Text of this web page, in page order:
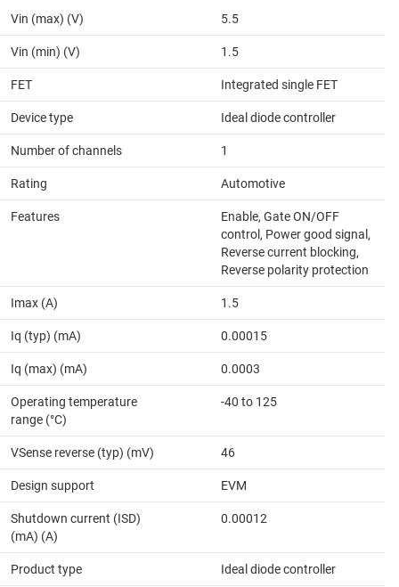
Vin (max) (V) 5.5
Vin (min) (V) 1.5
FET Integrated single FET
Device type Ideal diode controller
Number of channels 1
Rating Automotive
Features
Enable, Gate ON/OFF
control, Power good signal,
Reverse current blocking,
Reverse polarity protection
Imax (A) 1.5
Iq (typ) (mA) 0.00015
Iq (max) (mA) 0.0003
Operating temperature
range (°C)
-40 to 125
VSense reverse (typ) (mV) 46
Design support EVM
Shutdown current (ISD)
(mA) (A)
0.00012
Product type Ideal diode controller